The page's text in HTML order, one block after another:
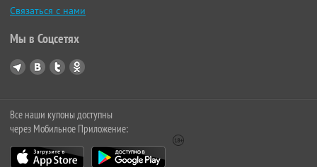
Связаться с нами
Мы в Соцсетях
Все наши купоны доступны
через Мобильное Приложение: